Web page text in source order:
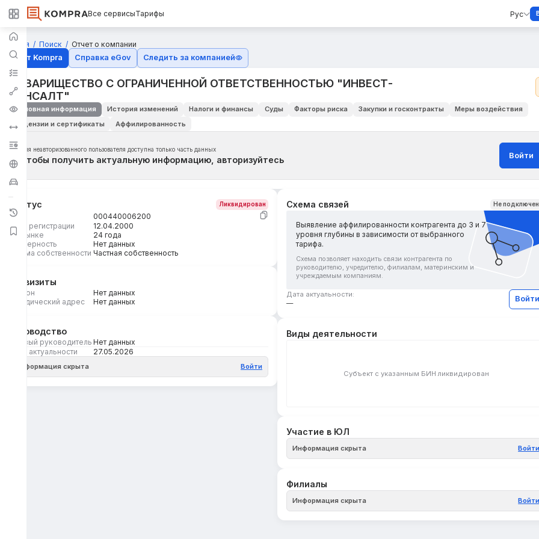
Все сервисыТарифы Рус
Главная Поиск
Отчет о компании
Отчёт Kompra
Справка eGov Следить за компанией
ТОВАРИЩЕСТВО С ОГРАНИЧЕННОЙ ОТВЕТСТВЕННОСТЬЮ "ИНВЕСТ-
КОНСАЛТ"
Основная информация История изменений Налоги и финансы Суды Факторы риска Закупки и госконтракты
Меры воздействия
Лицензии и сертификаты
Аффилированность
Для неавторизованного пользователя доступна только часть данных
Чтобы получить актуальную информацию, авторизуйтесь Войти
Статус Ликвидирован
БИН
000440006200
Дата регистрации
12.04.2000
На рынке
24 года
Размерность
Нет данных
Форма собственности Частная собственность
Реквизиты
Регион
Нет данных
Юридический адрес
Нет данных
Руководство
Первый руководитель Нет данных
Дата актуальности
27.05.2026
Информация скрыта Войти
Схема связей Не
Выявление аффилированности контрагента до 3 и 7
уровня глубины в зависимости от выбранного
тарифа.
Схема позволяет находить связи контрагента по
руководителю, учредителю, филиалам, материнским и
учреждаемым компаниям.
Дата актуальности:
—
Войти
Виды деятельности
Субъект с указанным БИН ликвидирован
Участие в ЮЛ
Информация скрыта Войти
Филиалы
Информация скрыта Войти